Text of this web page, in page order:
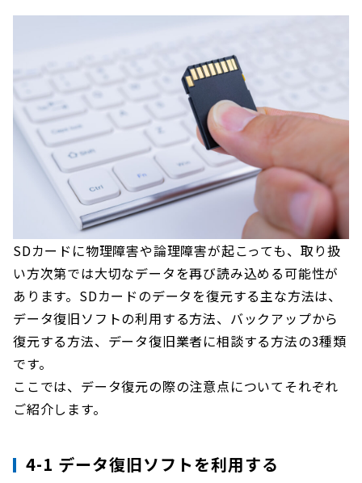
SDカードに物理障害や論理障害が起こっても、取り扱
い方次第では大切なデータを再び読み込める可能性が
あります。SDカードのデータを復元する主な方法は、
データ復旧ソフトの利用する方法、バックアップから
復元する方法、データ復旧業者に相談する方法の3種類
です。
ここでは、データ復元の際の注意点についてそれぞれ
ご紹介します。
4-1 データ復旧ソフトを利用する